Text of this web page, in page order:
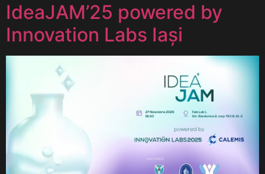
IdeaJAM’25 powered by
Innovation Labs Iași